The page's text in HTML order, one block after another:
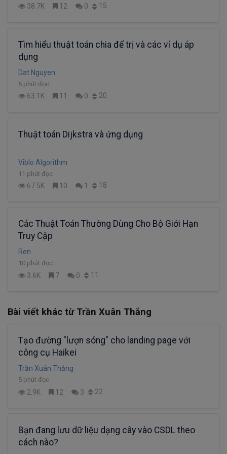
38.7K 12 0 15
Tìm hiểu thuật toán chia để trị và các ví dụ áp
dụng
Dat Nguyen
5 phút đọc
63.1K 11 0 20
Thuật toán Dijkstra và ứng dụng
Viblo Algorithm
11 phút đọc
67.5K 10 1 18
Các Thuật Toán Thường Dùng Cho Bộ Giới Hạn
Truy Cập
Ren
10 phút đọc
3.6K 7 0 11
Bài viết khác từ Trần Xuân Thắng
Tạo đường "lượn sóng" cho landing page với
công cụ Haikei
Trần Xuân Thắng
5 phút đọc
2.9K 12 3 22
Bạn đang lưu dữ liệu dạng cây vào CSDL theo
cách nào?